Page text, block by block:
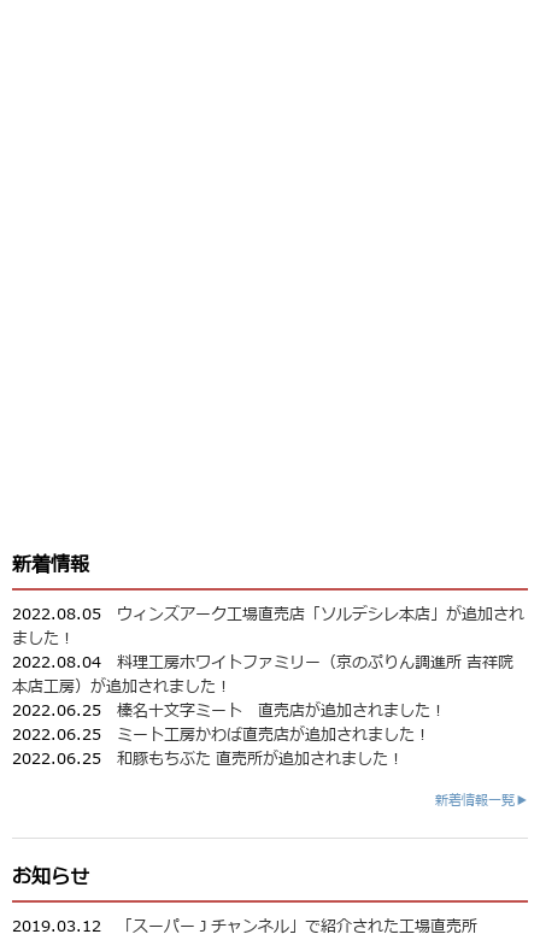
新着情報
2022.08.05 ウィンズアーク工場直売店「ソルデシレ本店」が追加され
ました！
2022.08.04 料理工房ホワイトファミリー（京のぷりん調進所 吉祥院
本店工房）が追加されました！
2022.06.25 榛名十文字ミート 直売店が追加されました！
2022.06.25 ミート工房かわば直売店が追加されました！
2022.06.25 和豚もちぶた 直売所が追加されました！
新着情報一覧▶
お知らせ
2019.03.12
「スーパーＪチャンネル」で紹介された工場直売所